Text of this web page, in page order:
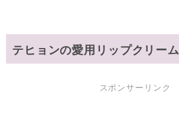
テヒョンの愛用リップクリーム
スポンサーリンク